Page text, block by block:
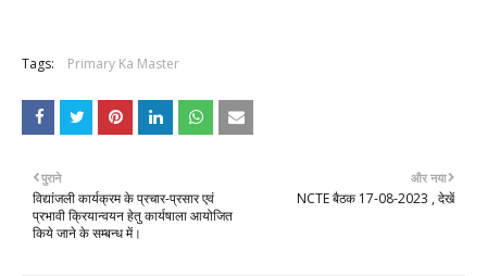
Tags: Primary Ka Master
और नया
‌NCTE बैठक 17-08-2023 , देखें
पुराने
विद्यांजली कार्यक्रम के प्रचार-प्रसार एवं
प्रभावी क्रियान्वयन हेतु कार्यषाला आयोजित
किये जाने के सम्बन्ध में।